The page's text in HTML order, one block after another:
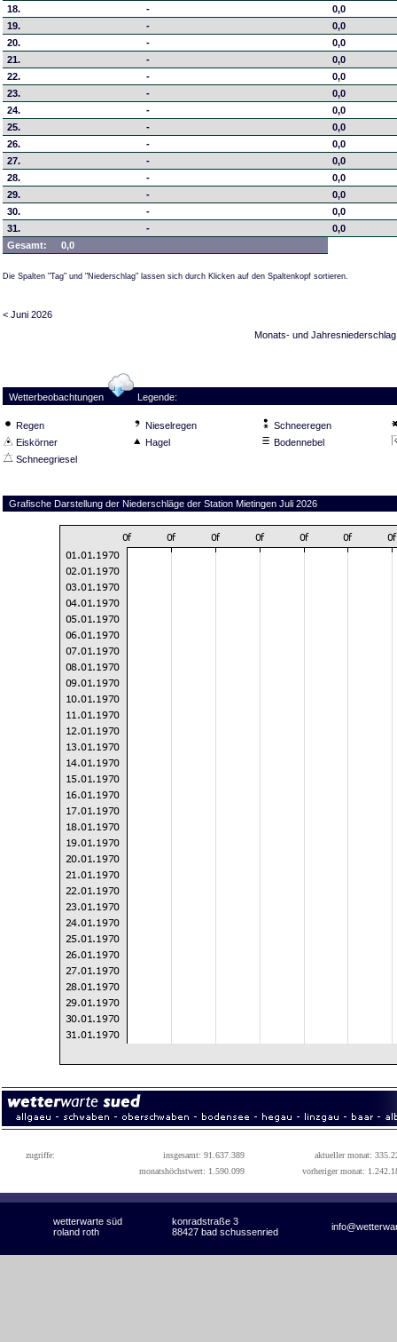
18.
-
0,0
19.
-
0,0
20.
-
0,0
21.
-
0,0
22.
-
0,0
23.
-
0,0
24.
-
0,0
25.
-
0,0
26.
-
0,0
27.
-
0,0
28.
-
0,0
29.
-
0,0
30.
-
0,0
31.
-
0,0
Gesamt:
0,0
Die Spalten "Tag" und "Niederschlag" lassen sich durch Klicken auf den Spaltenkopf sortieren.
< Juni 2026
Monats- und Jahresniederschlag
Wetterbeobachtungen Legende:
Regen Nieselregen
Schneeregen
Eiskörner
Hagel
Bodennebel
Schneegriesel
Grafische Darstellung der Niederschläge der Station Mietingen Juli 2026
zugriffe: insgesamt: 91.637.389
aktueller monat:
monatshöchstwert: 1.590.099
vorheriger monat:
wetterwarte süd konradstraße 3
roland roth 88427 bad schussenried